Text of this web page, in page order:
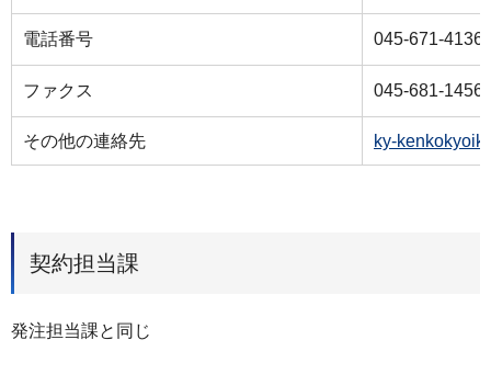
電話番号 045-671-4136
ファクス 045-681-1456
その他の連絡先 ky-
契約担当課
発注担当課と同じ